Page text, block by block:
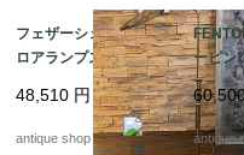
フェザーシェード フ
ロアランプスタンド
48,510 円
antique shop at's
ーピン
ブルラ
antique